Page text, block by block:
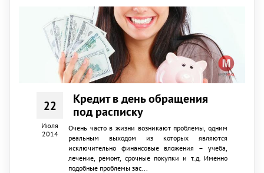
22
Июля
2014
Кредит в день обращения
под расписку
Очень часто в жизни возникают проблемы, одним
реальным выходом из которых являются
исключительно финансовые вложения – учеба,
лечение, ремонт, срочные покупки и т.д. Именно
подобные проблемы зас...